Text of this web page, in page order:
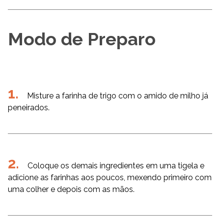
Modo de Preparo
Misture a farinha de trigo com o amido de milho já
peneirados.
Coloque os demais ingredientes em uma tigela e
adicione as farinhas aos poucos, mexendo primeiro com
uma colher e depois com as mãos.